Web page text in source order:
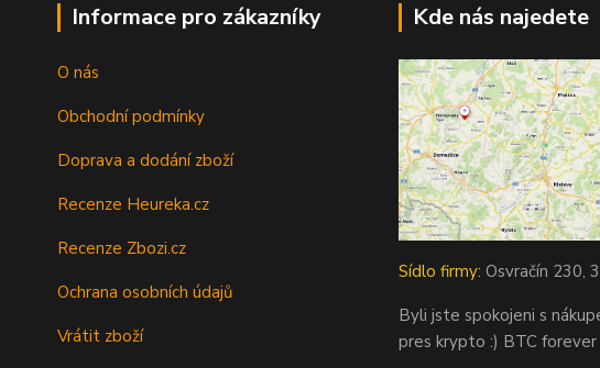
Informace pro zákazníky
O nás
Obchodní podmínky
Doprava a dodání zboží
Recenze Heureka.cz
Recenze Zbozi.cz
Ochrana osobních údajů
Vrátit zboží
Kde nás najedete
Sídlo firmy: Osvračín 230,
Byli jste spokojeni s
pres krypto :) BTC forever